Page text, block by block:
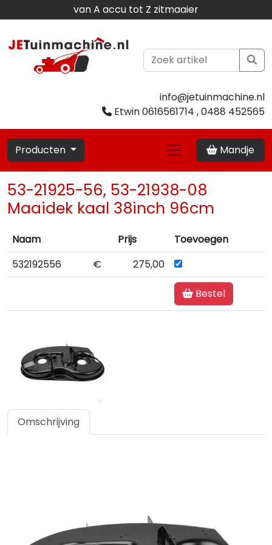
van A accu tot Z zitmaaier
info@jetuinmachine.nl
Etwin 0616561714 , 0488 452565
Producten Mandje
53-21925-56, 53-21938-08
Maaidek kaal 38inch 96cm
Naam Prijs
Toevoegen
532192556
€ 275,00
Bestel
Omschrijving